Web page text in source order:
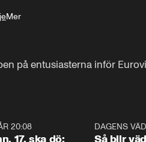
seger i Melodifestivalen?
Mer
på entusiasterna inför
20:08
17, ska dö:
DAGENS
Så blir